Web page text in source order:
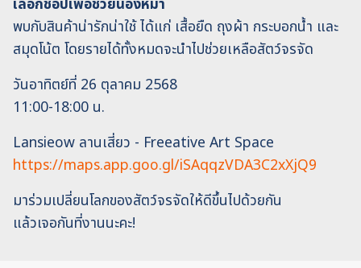
พบกับสินค้าน่ารักน่าใช้ ได้แก่ เสื้อยืด ถุงผ้า กระบอกน้ำ และ
สมุดโน้ต โดยรายได้ทั้งหมดจะนำไปช่วยเหลือสัตว์จรจัด
วันอาทิตย์ที่ 26 ตุลาคม 2568
11:00-18:00 น.
Lansieow ลานเสี่ยว - Freeative Art Space
https://maps.app.goo.gl/iSAqqzVDA3C2xXjQ9
มาร่วมเปลี่ยนโลกของสัตว์จรจัดให้ดีขึ้นไปด้วยกัน
แล้วเจอกันที่งานนะคะ!